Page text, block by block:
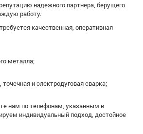
надежного партнера, берущего
работу.
качественная, оперативная
металла;
и электродуговая сварка;
нам по телефонам, указанным в
индивидуальный подход, достойное